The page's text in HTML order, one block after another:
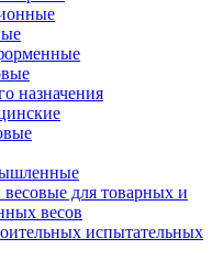
назначения
для товарных и
весов
испытательных